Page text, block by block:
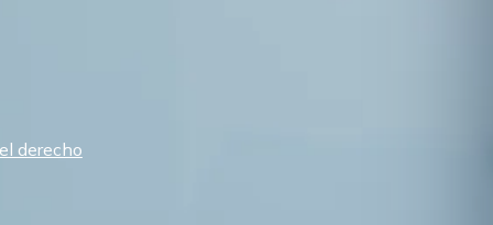
derecho